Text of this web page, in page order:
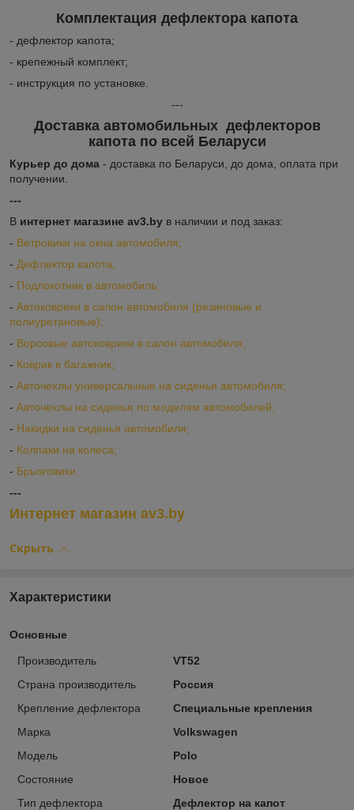
Комплектация дефлектора капота
- дефлектор капота;
- крепежный комплект;
- инструкция по установке.
---
Доставка автомобильных дефлекторов
капота по всей Беларуси
Курьер до дома - доставка по Беларуси, до дома, оплата при
получении.
---
В интернет магазине av3.by в наличии и под заказ:
- Ветровики на окна автомобиля;
- Дефлектор капота;
- Подлокотник в автомобиль;
- Автоковрики в салон автомобиля (резиновые и
полиуретановые);
- Ворсовые автоковрики в салон автомобиля;
- Коврик в багажник;
- Авточехлы универсальные на сиденья автомобиля;
- Авточехлы на сиденья по моделям автомобилей;
- Накидки на сиденья автомобиля;
- Колпаки на колеса;
- Брызговики.
---
Интернет магазин av3.by
Скрыть
Характеристики
Основные
Производитель
VT52
Страна производитель
Россия
Крепление дефлектора
Специальные крепления
Марка
Volkswagen
Модель
Polo
Состояние
Новое
Тип дефлектора
Дефлектор на капот